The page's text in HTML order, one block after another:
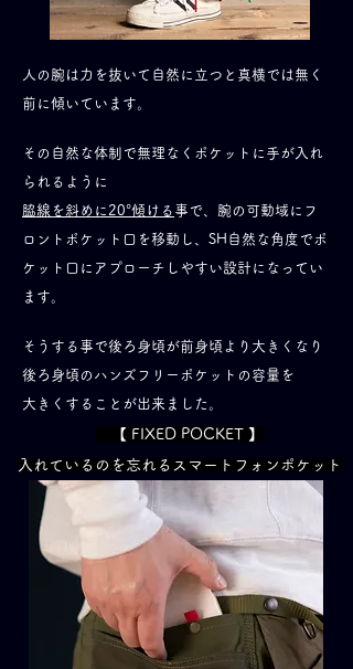
人の腕は力を抜いて自然に立つと真横では無く
前に傾いています。
その自然な体制で無理なくポケットに手が入れ
られるように
脇線を斜めに20°傾ける 事で、腕の可動域にフ
ロントポケット口を移動し、SH自然な角度でポ
ケット口に アプローチしやすい設計になってい
ます。
そうする事で後ろ身頃が前身頃より大きくなり
後ろ身頃のハンズフリーポケットの容量を
​大きくすることが出来ました。
【 FIXED POCKET 】
入れているのを忘れるスマートフォンポケット